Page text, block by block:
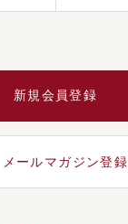
新規会員登録
メールマガジン登録